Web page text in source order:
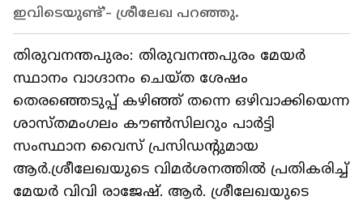
ഇവിടെയുണ്ട്’- ശ്രീലേഖ പറഞ്ഞു.
തിരുവനന്തപുരം: തിരുവനന്തപുരം മേയർ
സ്ഥാനം വാഗ്ദാനം ചെയ്ത ശേഷം
തെരഞ്ഞെടുപ്പ് കഴിഞ്ഞ് തന്നെ ഒഴിവാക്കിയെന്ന
ശാസ്തമംഗലം കൗൺസിലറും പാർട്ടി
സംസ്ഥാന വൈസ് പ്രസിഡന്റുമായ
ആർ.ശ്രീലേഖയുടെ വിമർശനത്തിൽ പ്രതികരിച്ച്
മേയർ വിവി രാജേഷ്. ആർ. ശ്രീലേഖയുടെ